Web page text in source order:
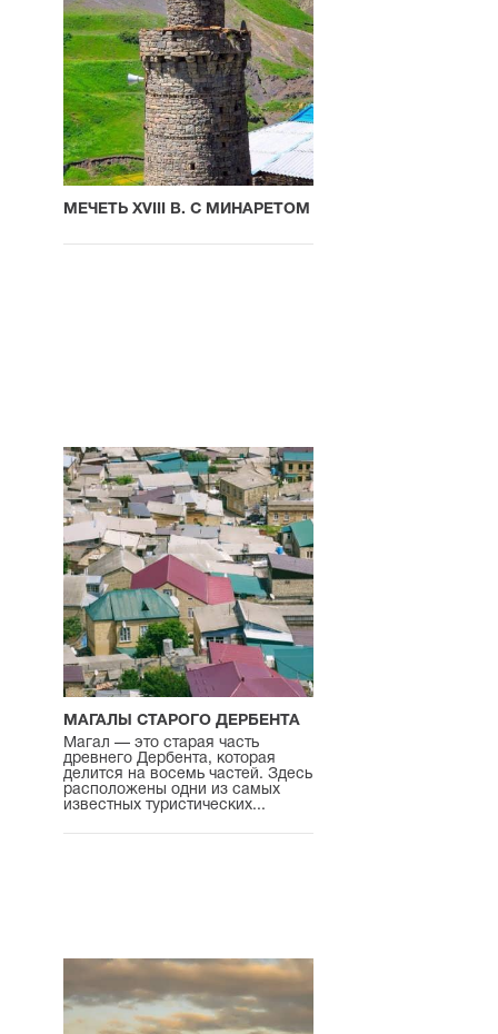
МЕЧЕТЬ XVIII В. С МИНАРЕТОМ
МАГАЛЫ СТАРОГО ДЕРБЕНТА
Магал — это старая часть
древнего Дербента, которая
делится на восемь частей. Здесь
расположены одни из самых
известных туристических...